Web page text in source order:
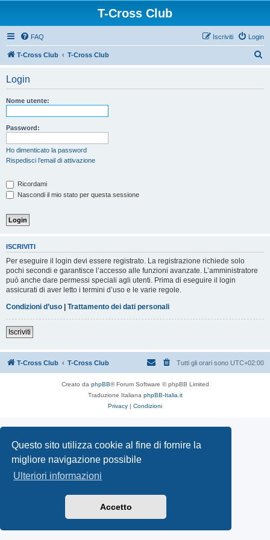
Questo sito utilizza cookie al fine di fornire la
migliore navigazione possibile
Ulteriori informazioni
Accetto
T-Cross Club
FAQ Login
Iscriviti
T-Cross Club T-Cross Club
Login
Nome utente:
Password:
Ho dimenticato la password
Rispedisci l’email di attivazione
Ricordami
Nascondi il mio stato per questa sessione
ISCRIVITI
Per eseguire il login devi essere registrato. La registrazione richiede solo
pochi secondi e garantisce l’accesso alle funzioni avanzate. L’amministratore
può anche dare permessi speciali agli utenti. Prima di eseguire il login
assicurati di aver letto i termini d’uso e le varie regole.
Condizioni d’uso | Trattamento dei dati personali
Iscriviti
T-Cross Club T-Cross Club Tutti gli orari sono UTC+02:00
Creato da phpBB® Forum Software © phpBB Limited
Traduzione Italiana phpBB-Italia.it
Privacy | Condizioni